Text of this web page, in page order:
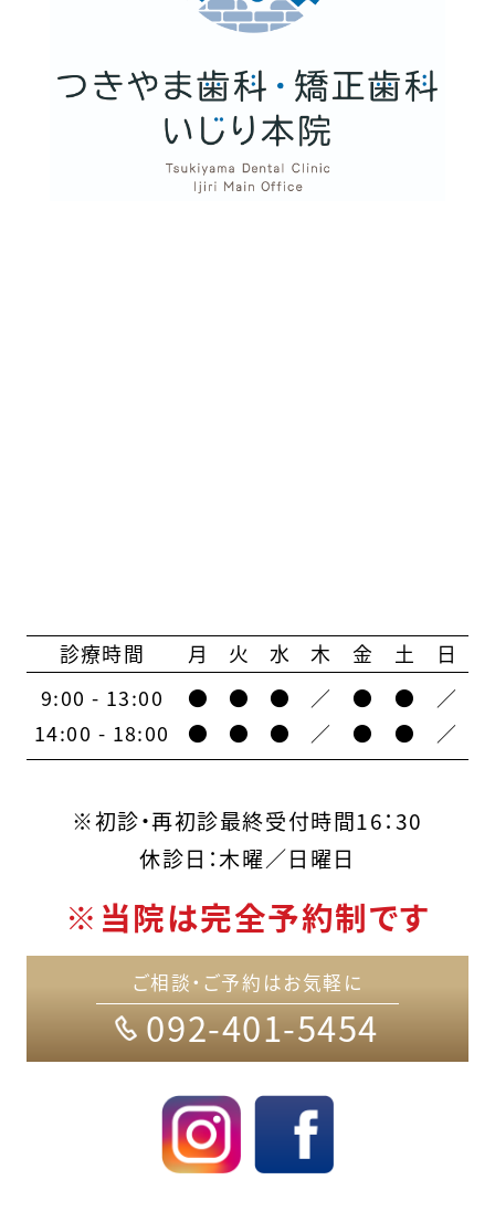
診療時間 月 火 水 木 金 土
日
9:00 - 13:00
● ● ● ／ ● ●
／
14:00 - 18:00
● ● ● ／ ● ● ／
※初診・再初診最終受付時間16：30
休診日：木曜／日曜日
※当院は完全予約制です
ご相談・ご予約はお気軽に
092-401-5454